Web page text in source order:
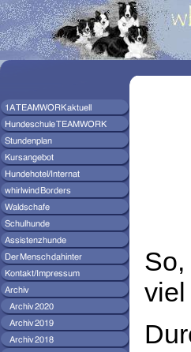
viel